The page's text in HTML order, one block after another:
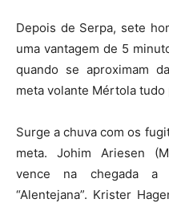
Depois de Serpa, sete
uma vantagem de 5
quando se aproximam
meta volante Mértola
Surge a chuva com os
meta. Johim Ariesen
vence na chegada
“Alentejana”. Krister